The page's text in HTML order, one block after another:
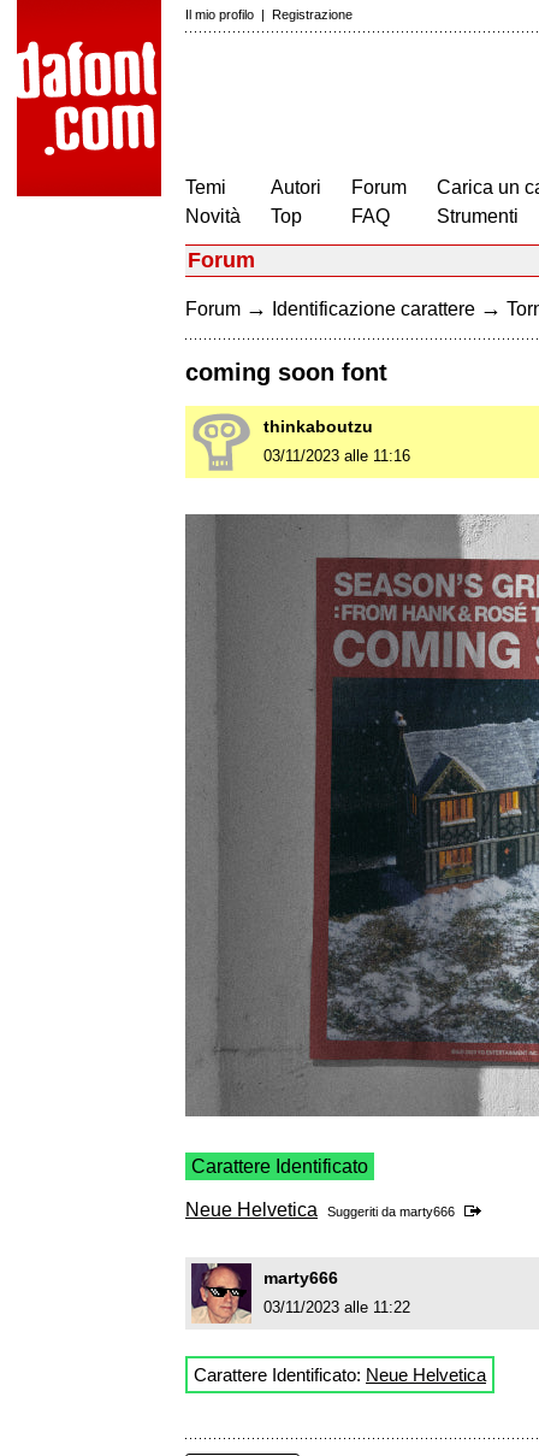
Il mio profilo | Registrazione
Temi
Novità
Autori
Top
Forum
FAQ
Carica un
Strumenti
Forum
Forum → Identificazione carattere →
coming soon font
thinkaboutzu
03/11/2023 alle 11:16
Carattere Identificato
Neue Helvetica Suggeriti da marty666
marty666
03/11/2023 alle 11:22
Carattere Identificato: Neue Helvetica